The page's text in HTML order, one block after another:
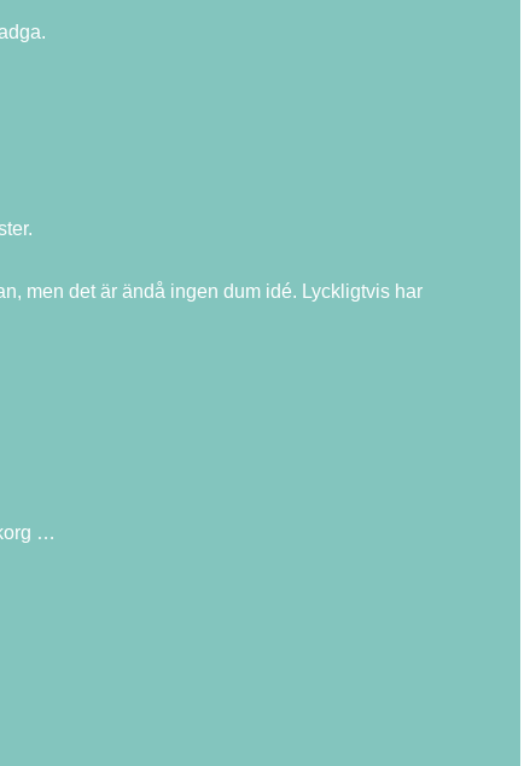
men det är ändå ingen dum idé. Lyckligtvis har
…